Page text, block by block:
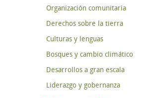
Organización comunitaria
Derechos sobre la tierra
Culturas y lenguas
Bosques y cambio climático
Desarrollos a gran escala
Liderazgo y gobernanza